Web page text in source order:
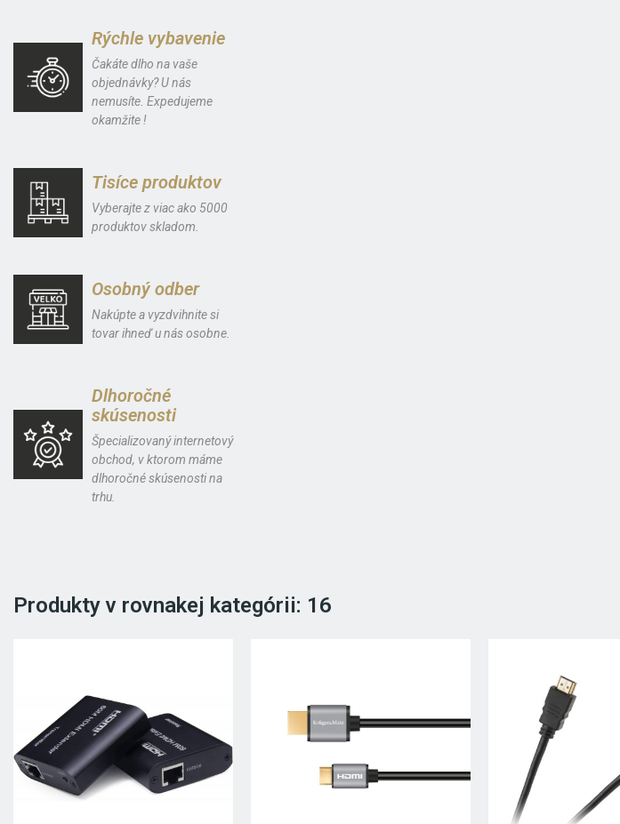
Rýchle vybavenie
Čakáte dlho na vaše
objednávky? U nás
nemusíte. Expedujeme
okamžite !
Tisíce produktov
Vyberajte z viac ako 5000
produktov skladom.
Osobný odber
Nakúpte a vyzdvihnite si
tovar ihneď u nás osobne.
Dlhoročné
skúsenosti
Špecializovaný internetový
obchod, v ktorom máme
dlhoročné skúsenosti na
trhu.
Produkty v rovnakej kategórii: 16